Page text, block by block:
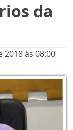
da
2018às 08:00